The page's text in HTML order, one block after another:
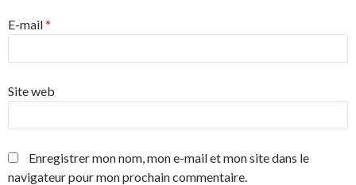
E-mail*
Site web
Enregistrer mon nom, mon e-mail et mon site dans le
navigateur pour mon prochain commentaire.